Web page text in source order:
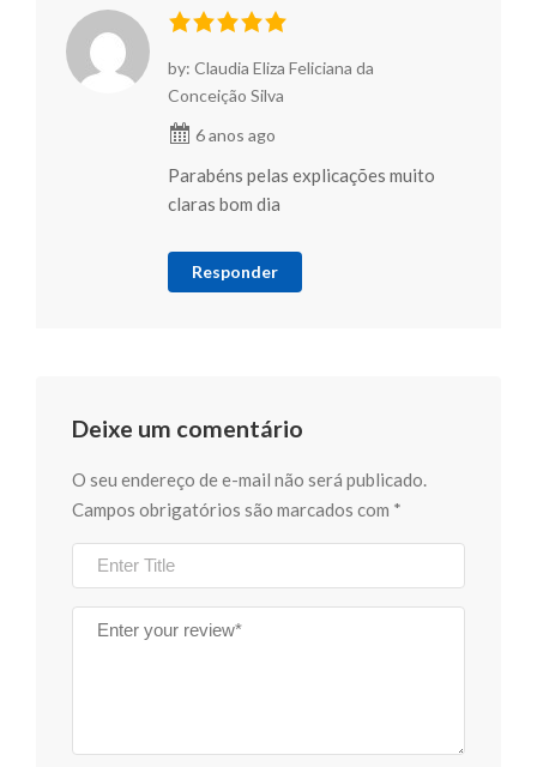
by: Claudia Eliza Feliciana da
Conceição Silva
6 anos ago
Parabéns pelas explicações muito
claras bom dia
Responder
Deixe um comentário
O seu endereço de e-mail não será publicado.
Campos obrigatórios são marcados com *